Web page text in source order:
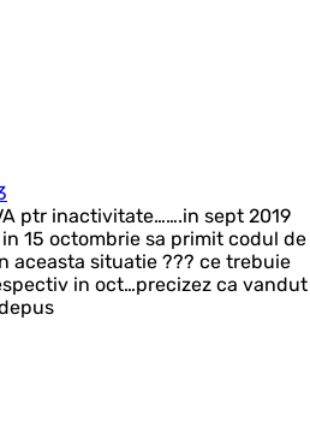
ptr inactivitate…….in sept 2019
15 octombrie sa primit codul de
aceasta situatie ??? ce trebuie
in oct…precizez ca vandut